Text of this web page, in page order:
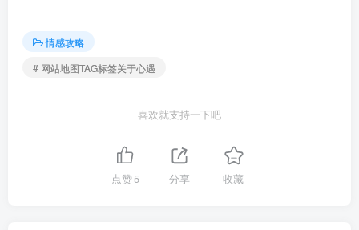
情感攻略
# 网站地图TAG标签关于心遇
喜欢就支持一下吧
点赞5 分享 收藏